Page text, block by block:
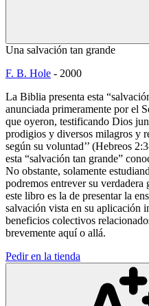
Una salvación tan grande
F. B. Hole - 2000
La Biblia presenta esta
anunciada primeramente por el
que oyeron, testificando Dios
prodigios y diversos milagros y
según su voluntad’’ (Hebreos
esta “salvación tan grande”
No obstante, solamente
podremos entrever su
este libro es la de presentar la
salvación vista en su aplicación
beneficios colectivos
brevemente aquí o allá.
Pedir en la tienda